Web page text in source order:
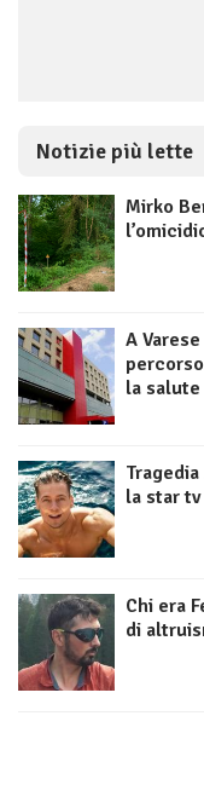
Notizie più lette
Mirko
A
la
la star
Chi era
di